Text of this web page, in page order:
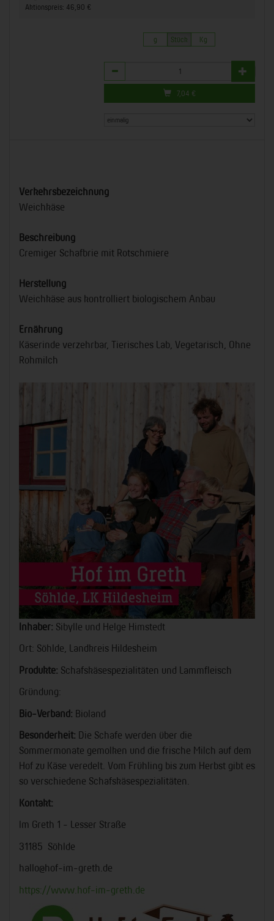
Aktionspreis: 46,90 €
g Stück Kg
Anzahl
7,04 €
Verkehrsbezeichnung
Weichkäse
Beschreibung
Cremiger Schafbrie mit Rotschmiere
Herstellung
Weichkäse aus kontrolliert biologischem Anbau
Ernährung
Käserinde verzehrbar, Tierisches Lab, Vegetarisch, Ohne
Rohmilch
Inhaber: Sibylle und Helge Himstedt
Ort: Söhlde, Landkreis Hildesheim
Produkte: Schafskäsespezialitäten und Lammfleisch
Gründung:
Bio-Verband: Bioland
Besonderheit: Die Schafe werden über die
Sommermonate gemolken und die frische Milch auf dem
Hof zu Käse veredelt. Vom Frühling bis zum Herbst gibt es
so verschiedene Schafskäsespezialitäten.
Kontakt:
Im Greth 1 - Lesser Straße
31185 Söhlde
hallo@hof-im-greth.de
https://www.hof-im-greth.de